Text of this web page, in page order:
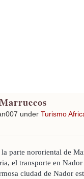
under Turismo
parte nororiental de
el transporte en
ciudad de Nador